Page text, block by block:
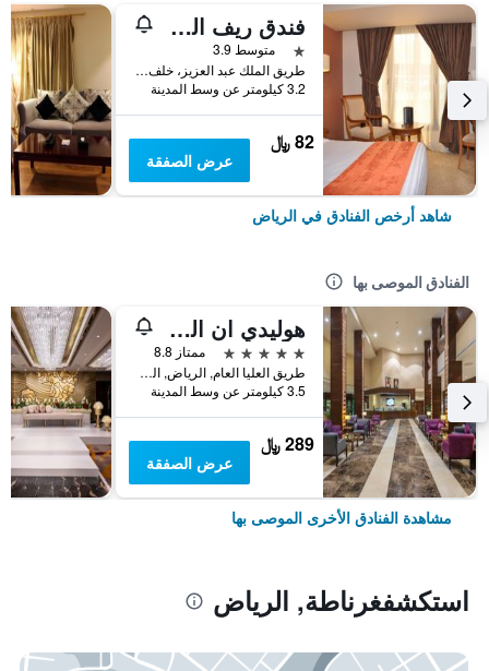
فندق ريف المالاز الدولي
نجمة واحدة
متوسط 3.9
طريق الملك عبد العزيز، خلف بنك سامبا المكتب الرئيسي الملز, الرياض, المملكة العربية السعودية
3.2 كيلومتر عن وسط المدينة
82 ﷼
عرض الصفقة
شاهد أرخص الفنادق في الرياض
الفنادق الموصى بها
هوليدي ان القصر
5 نجوم
ممتاز 8.8
طريق العليا العام, الرياض, المملكة العربية السعودية
3.5 كيلومتر عن وسط المدينة
289 ﷼
عرض الصفقة
مشاهدة الفنادق الأخرى الموصى بها
استكشفغرناطة, الرياض